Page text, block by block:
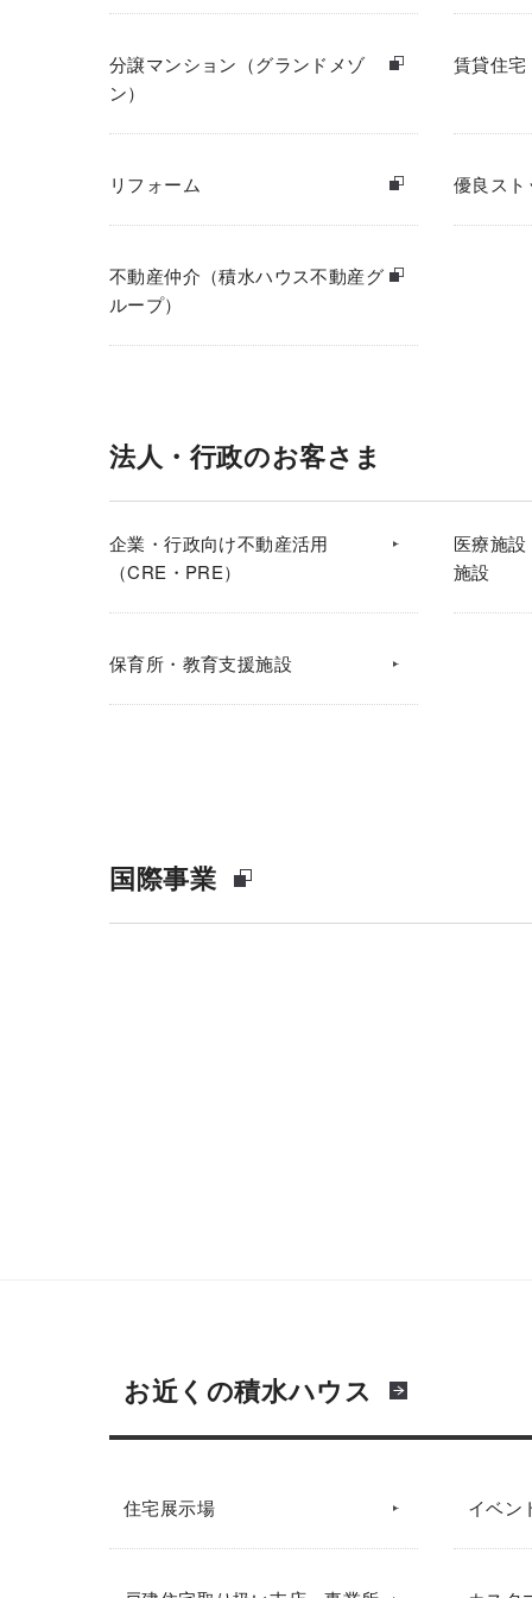
分譲マンション（グランドメゾ
ン）
賃貸住
リフォーム 優良ス
不動産仲介（積水ハウス不動産グ
ループ）
法人・行政のお客さま
企業・行政向け不動産活用
（CRE・PRE）
医療施
施設
保育所・教育支援施設
国際事業
お近くの積水ハウス
住宅展示場 イベン